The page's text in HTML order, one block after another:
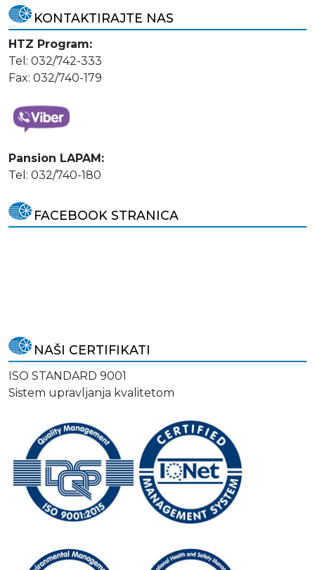
KONTAKTIRAJTE NAS
HTZ Program:
Tel: 032/742-333
Fax: 032/740-179
Pansion LAPAM:
Tel: 032/740-180
FACEBOOK STRANICA
NAŠI CERTIFIKATI
ISO STANDARD 9001
Sistem upravljanja kvalitetom